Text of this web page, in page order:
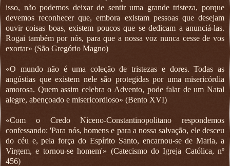
isso, não podemos deixar de sentir uma grande tristeza, porque
devemos reconhecer que, embora existam pessoas que desejam
ouvir coisas boas, existem poucos que se dedicam a anunciá-las.
Rogai também por nós, para que a nossa voz nunca cesse de vos
exortar» (São Gregório Magno)
«O mundo não é uma coleção de tristezas e dores. Todas as
angústias que existem nele são protegidas por uma misericórdia
amorosa. Quem assim celebra o Advento, pode falar de um Natal
alegre, abençoado e misericordioso» (Bento XVI)
«Com o Credo Niceno-Constantinopolitano respondemos
confessando: 'Para nós, homens e para a nossa salvação, ele desceu
do céu e, pela força do Espírito Santo, encarnou-se de Maria, a
Virgem, e tornou-se homem'» (Catecismo do Igreja Católica, nº
456)